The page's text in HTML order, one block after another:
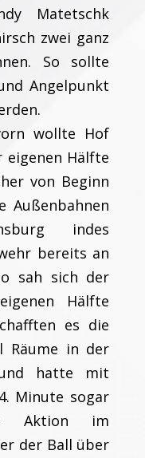
Matetschk
zwei ganz
So sollte
Angelpunkt
wollte Hof
eigenen Hälfte
von Beginn
Außenbahnen
indes
bereits an
sah sich der
Hälfte
es die
Räume in der
hatte mit
Minute sogar
Aktion im
der Ball über